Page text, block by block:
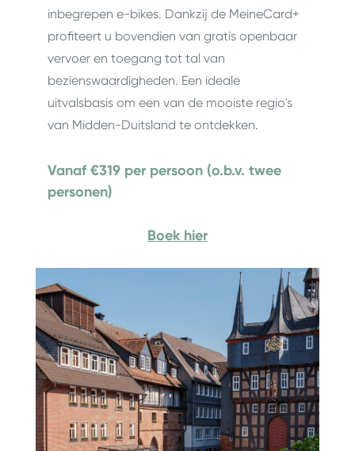
inbegrepen e-bikes. Dankzij de MeineCard+
profiteert u bovendien van gratis openbaar
vervoer en toegang tot tal van
bezienswaardigheden. Een ideale
uitvalsbasis om een van de mooiste regio's
van Midden-Duitsland te ontdekken.
Vanaf €319 per persoon (o.b.v. twee
personen)
Boek hier